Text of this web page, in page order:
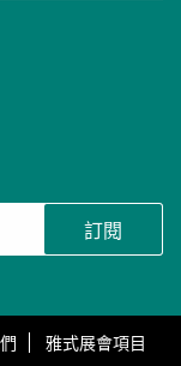
訂閱
雅式展會項目